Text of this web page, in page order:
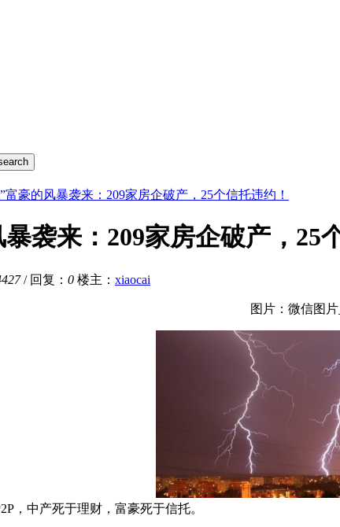
富豪的风暴袭来：209家房企破产，25个信托违约！
袭来：209家房企破产，25
/ 回复： 0 楼主 ： xiaocai
图片：微信图片
，中产死于理财，富豪死于信托。